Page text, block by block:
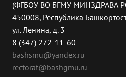
(ФГБОУ ВО БГМУ МИНЗДРАВА
450008, Республика
ул. Ленина, д. 3
8 (347) 272-11-60
bashsmu@yandex.ru
rectorat@bashgmu.ru